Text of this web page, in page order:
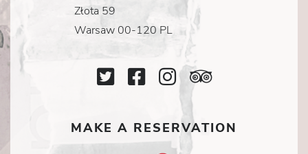
Złota 59
Warsaw 00-120 PL
TwitterFacebook
Instagram
Icon
MAKE A RESERVATION